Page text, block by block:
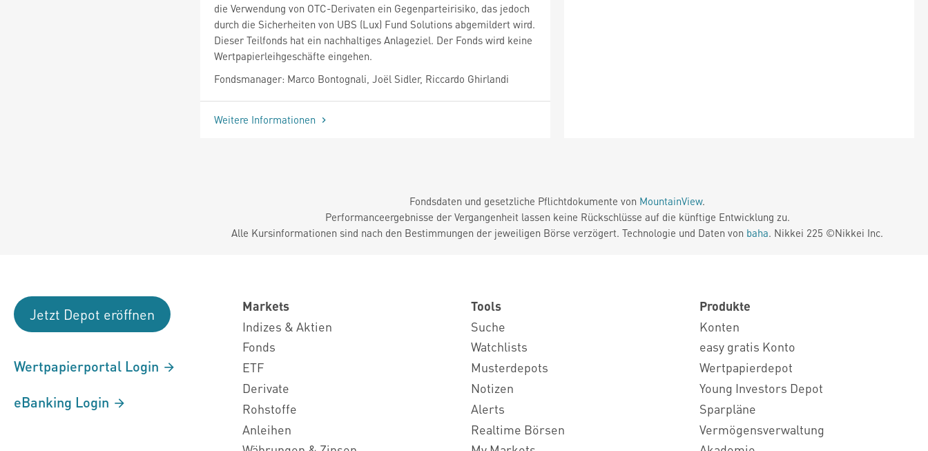
die Verwendung von OTC-Derivaten ein Gegenparteirisiko, das jedoch
durch die Sicherheiten von UBS (Lux) Fund Solutions abgemildert wird.
Dieser Teilfonds hat ein nachhaltiges Anlageziel. Der Fonds wird keine
Wertpapierleihgeschäfte eingehen.
Fondsmanager: Marco Bontognali, Joël Sidler, Riccardo Ghirlandi
Weitere Informationen
Fondsdaten und gesetzliche Pflichtdokumente von MountainView.
Performanceergebnisse der Vergangenheit lassen keine Rückschlüsse auf die künftige Entwicklung zu.
Alle Kursinformationen sind nach den Bestimmungen der jeweiligen Börse verzögert. Technologie und Daten von baha. Nikkei 225 ©Nikkei Inc.
Jetzt Depot eröffnen
Wertpapierportal Login
eBanking Login
Markets
Indizes & Aktien
Fonds
ETF
Derivate
Rohstoffe
Anleihen
Tools
Suche
Watchlists
Musterdepots
Notizen
Alerts
Realtime Börsen
Produkte
Konten
easy gratis Konto
Wertpapierdepot
Young Investors Depot
Sparpläne
Vermögensverwaltung